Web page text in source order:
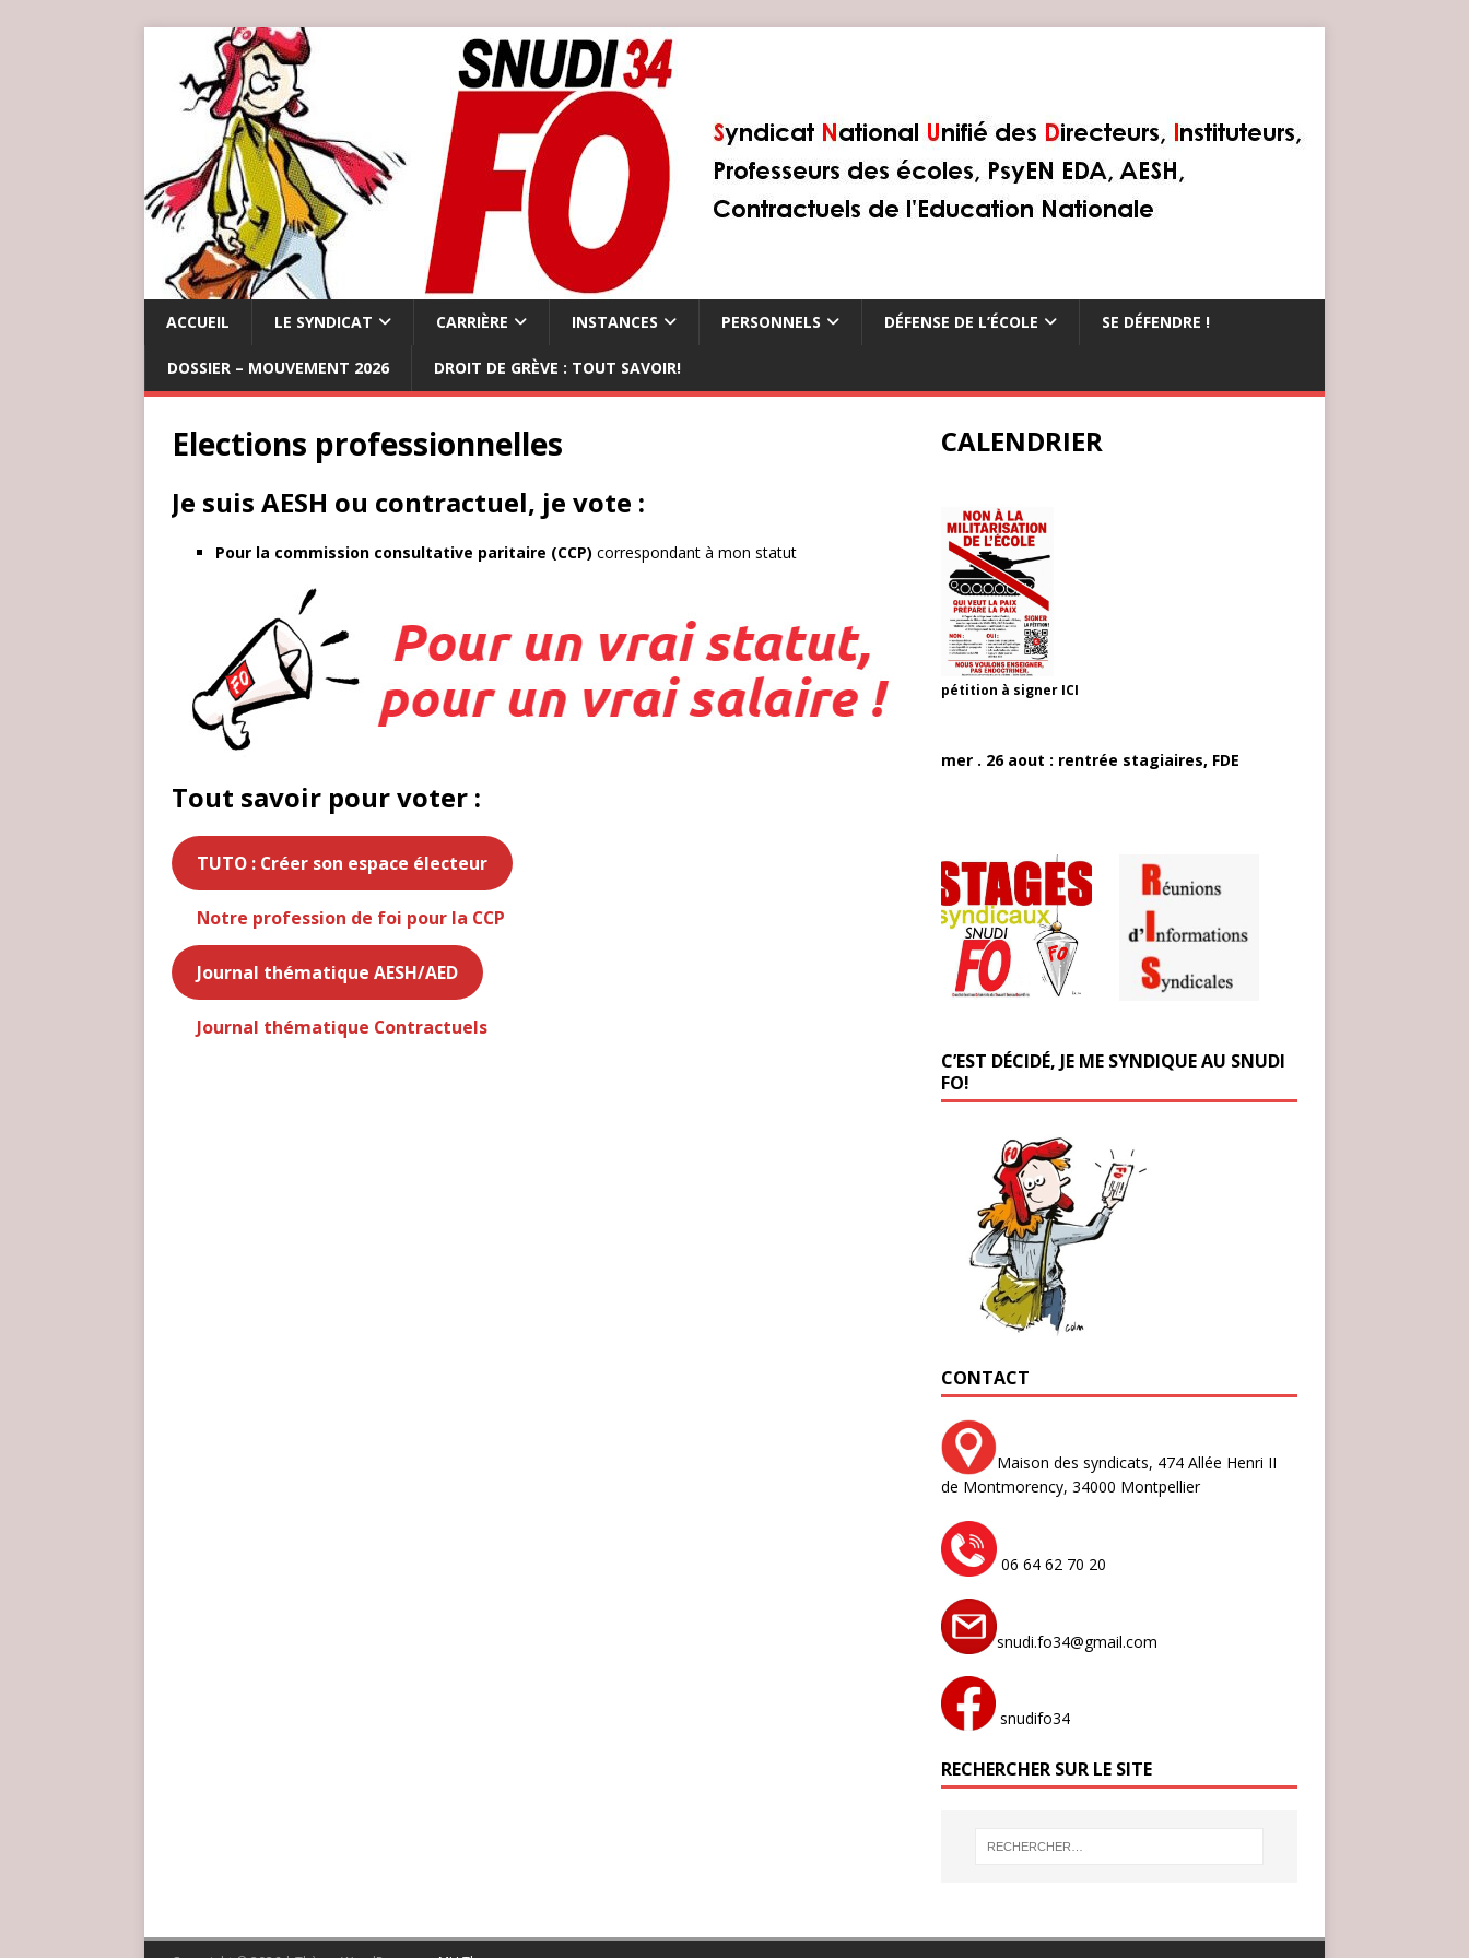
ACCUEIL LE SYNDICAT CARRIÈRE INSTANCES PERSONNELS DÉFENSE DE L’ÉCOLE SE DÉFENDRE !
DOSSIER – MOUVEMENT 2026 DROIT DE GRÈVE : TOUT SAVOIR!
Elections professionnelles
Je suis AESH ou contractuel, je vote :
Pour la commission consultative paritaire (CCP) correspondant à mon statut
Tout savoir pour voter :
TUTO : Créer son espace électeur
Notre profession de foi pour la CCP
Journal thématique AESH/AED
Journal thématique Contractuels
CALENDRIER
pétition à signer ICI
mer . 26 aout : rentrée stagiaires, FDE
C’EST DÉCIDÉ, JE ME SYNDIQUE AU SNUDI
FO!
CONTACT
Maison des syndicats, 474 Allée Henri II
de Montmorency, 34000 Montpellier
06 64 62 70 20
snudi.fo34@gmail.com
snudifo34
RECHERCHER SUR LE SITE